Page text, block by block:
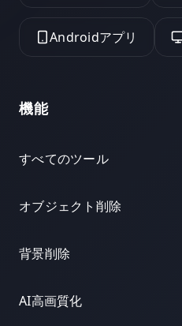
Androidアプリ
機能
すべてのツール
オブジェクト削除
背景削除
AI高画質化